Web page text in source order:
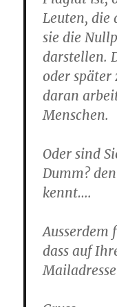
Leuten, die
sie die
darstellen.
oder später
daran
Menschen.
Oder sind
Dumm?
kennt….
Ausserdem
dass auf